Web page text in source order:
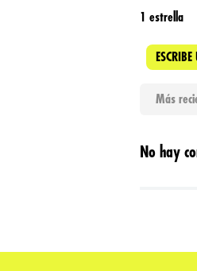
1 estrella
★
Más
No hay